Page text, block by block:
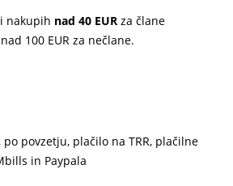
nakupih nad 40 EUR za člane
100 EUR za nečlane.
povzetju, plačilo na TRR, plačilne
in Paypala